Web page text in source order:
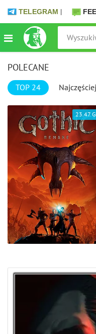
TELEGRAM |
POLECANE
TOP 24
23.47